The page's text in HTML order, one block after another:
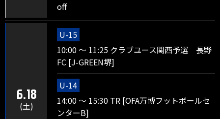
off
6.18
(土)
U-15
10:00 ～ 11:25 クラブユース関西予選 長野
FC [J-GREEN堺]
U-14
14:00 ～ 15:30 TR [OFA万博フットボールセ
ンターB]